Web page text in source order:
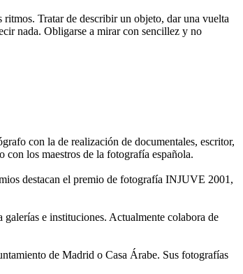
ritmos. Tratar de describir un objeto, dar una vuelta
nada. Obligarse a mirar con sencillez y no
con la de realización de documentales, escritor,
los maestros de la fotografía española.
destacan el premio de fotografía INJUVE 2001,
e instituciones. Actualmente colabora de
de Madrid o Casa Árabe. Sus fotografías